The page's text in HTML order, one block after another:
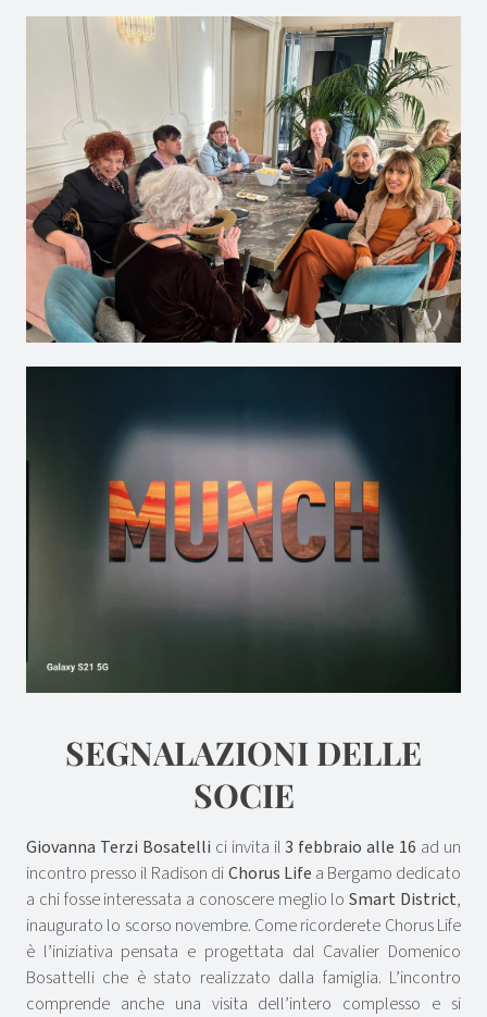
SEGNALAZIONI DELLE
SOCIE
Giovanna Terzi Bosatelli ci invita il3 febbraio alle 16 ad un
incontro presso il Radison diChorus Life a Bergamo dedicato
a chi fosse interessata a conoscere meglio loSmart District,
inaugurato lo scorso novembre. Come ricorderete Chorus Life
è l’iniziativa pensata e progettata dal Cavalier Domenico
Bosattelli che è stato realizzato dalla famiglia. L’incontro
comprende anche una visita dell’intero complesso e si